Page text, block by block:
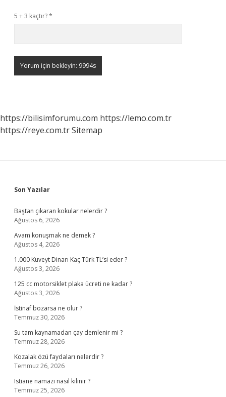
5 + 3 kaçtır?*
https://bilisimforumu.com https://lemo.com.tr
https://reye.com.trSitemap
Sidebar
Son Yazılar
Baştan çıkaran kokular nelerdir ?
Ağustos 6, 2026
Avam konuşmak ne demek ?
Ağustos 4, 2026
1.000 Kuveyt Dinarı Kaç Türk TL’si eder ?
Ağustos 3, 2026
125 cc motorsiklet plaka ücreti ne kadar ?
Ağustos 3, 2026
İstinaf bozarsa ne olur ?
Temmuz 30, 2026
Su tam kaynamadan çay demlenir mi ?
Temmuz 28, 2026
Kozalak özü faydaları nelerdir ?
Temmuz 26, 2026
Istiane namazı nasıl kılınır ?
Temmuz 25, 2026